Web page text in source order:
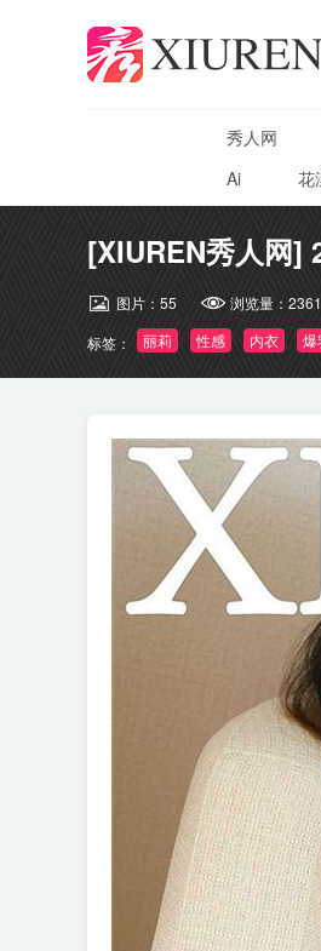
秀人网
Ai
花
[XIUREN秀人网]
图片： 55 浏览量： 2361
标签：
丽莉 性感 内衣 爆